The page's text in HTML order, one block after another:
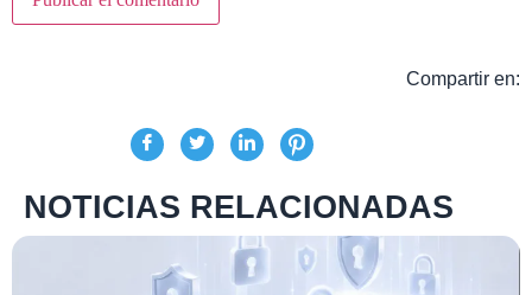
Compartir en:
NOTICIAS RELACIONADAS